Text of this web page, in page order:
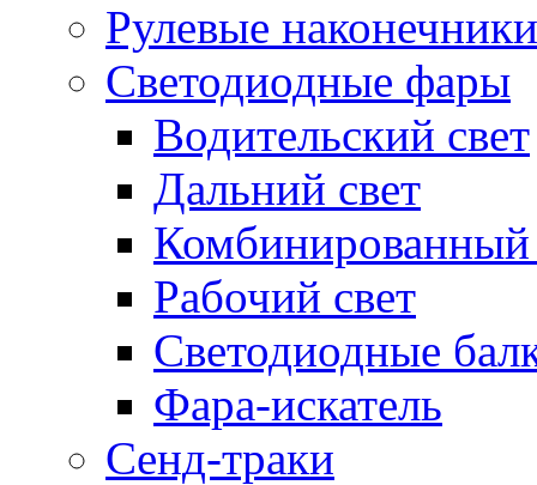
Рулевые наконечники
Светодиодные фары
Водительский свет
Дальний свет
Комбинированный
Рабочий свет
Светодиодные
Фара-искатель
Сенд-траки